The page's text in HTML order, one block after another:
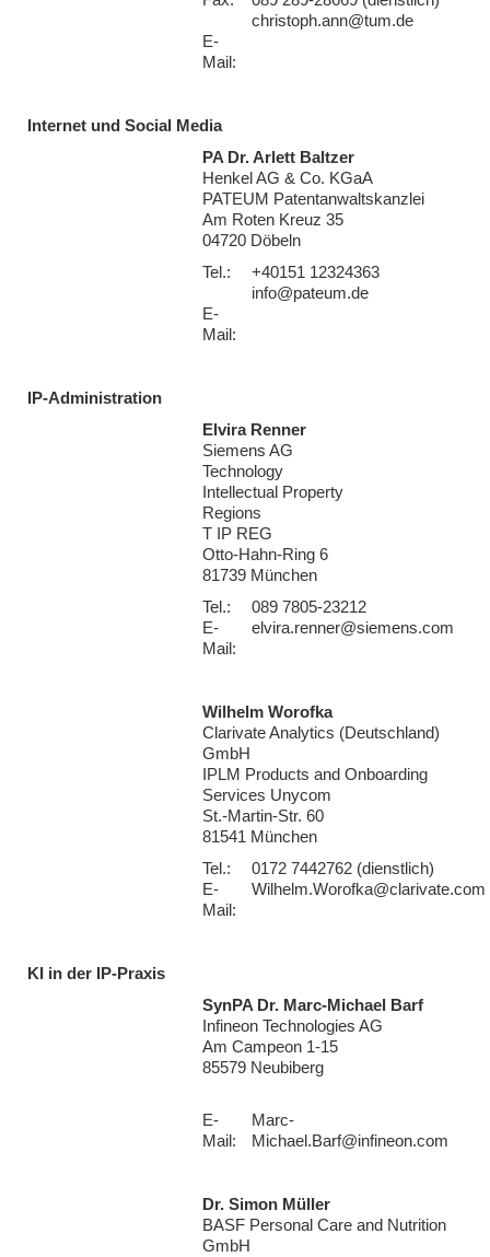
E-
Mail:
christoph.ann@tum.de
Internet und Social Media
PA Dr. Arlett Baltzer
Henkel AG & Co. KGaA
PATEUM Patentanwaltskanzlei
Am Roten Kreuz 35
04720 Döbeln
Tel.:
E-
Mail:
+40151 12324363
info@pateum.de
IP-Administration
Elvira Renner
Siemens AG
Technology
Intellectual Property
Regions
T IP REG
Otto-Hahn-Ring 6
81739 München
Tel.:
E-
Mail:
089 7805-23212
elvira.renner@siemens.com
Wilhelm Worofka
Clarivate Analytics (Deutschland)
GmbH
IPLM Products and Onboarding
Services Unycom
St.-Martin-Str. 60
81541 München
Tel.:
E-
Mail:
0172 7442762 (dienstlich)
Wilhelm.Worofka@clarivate.com
KI in der IP-Praxis
SynPA Dr. Marc-Michael Barf
Infineon Technologies AG
Am Campeon 1-15
85579 Neubiberg
E-
Mail:
Marc-
Michael.Barf@infineon.com
Dr. Simon Müller
BASF Personal Care and Nutrition
GmbH